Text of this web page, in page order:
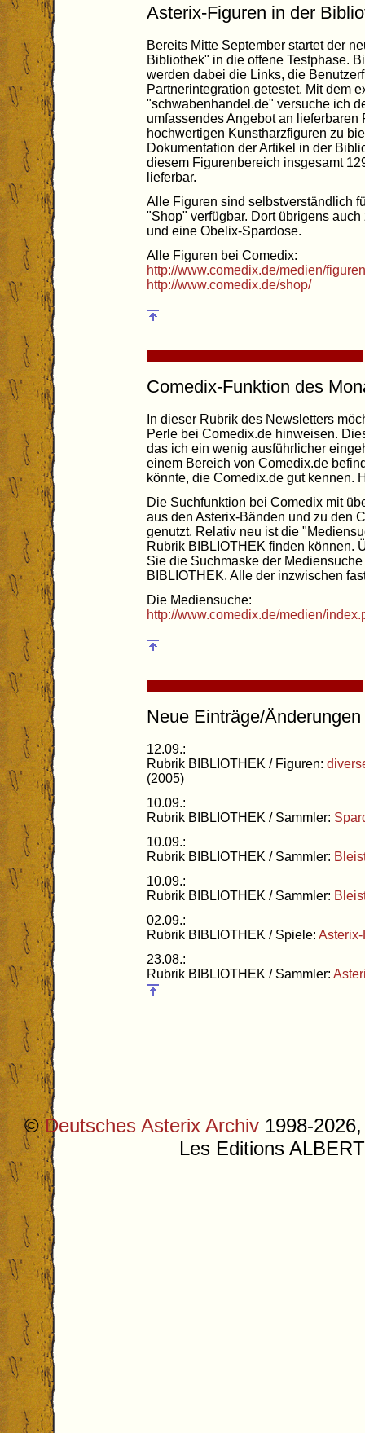
Asterix-Figuren in der
Bereits Mitte September startet der
Bibliothek" in die offene Testphase.
werden dabei die Links, die
Partnerintegration getestet. Mit dem
"schwabenhandel.de" versuche ich
umfassendes Angebot an lieferbaren
hochwertigen Kunstharzfiguren zu
Dokumentation der Artikel in der
diesem Figurenbereich insgesamt
lieferbar.
Alle Figuren sind selbstverständlich
"Shop" verfügbar. Dort übrigens
und eine Obelix-Spardose.
Alle Figuren bei Comedix:
http://www.comedix.de/medien/
http://www.comedix.de/shop/
Comedix-Funktion des
In dieser Rubrik des Newsletters
Perle bei Comedix.de hinweisen.
das ich ein wenig ausführlicher
einem Bereich von Comedix.de
könnte, die Comedix.de gut kennen.
Die Suchfunktion bei Comedix mit
aus den Asterix-Bänden und zu den
genutzt. Relativ neu ist die
Rubrik BIBLIOTHEK finden können.
Sie die Suchmaske der
BIBLIOTHEK. Alle der inzwischen
Die Mediensuche:
http://www.comedix.de/medien/
Neue Einträge/
12.09.:
Rubrik BIBLIOTHEK / Figuren:
(2005)
10.09.:
Rubrik BIBLIOTHEK / Sammler:
10.09.:
Rubrik BIBLIOTHEK / Sammler:
10.09.:
Rubrik BIBLIOTHEK / Sammler:
02.09.:
Rubrik BIBLIOTHEK / Spiele:
23.08.:
Rubrik BIBLIOTHEK / Sammler:
©Deutsches Asterix Archiv 1998-
Les Editions